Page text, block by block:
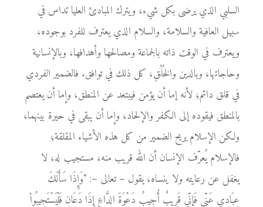
السلبي الذي يرضى بكل شيء، ويترك المبادئ العليا تداس في
سبيل العافية والسلامة، والسلام الذي يعترف للفرد بوجوده،
ويعترف في الوقت ذاته بالجماعة ومصالحها وأهدافها، وبالإنسانية
وحاجاتها، وبالدين والخُلُقِ، كل ذلك في توافق. فالضمير الفردي
في قلق دائم؛ لأنه إما أن يؤمن فيبتعد عن المنطق، وإما أن يعتصم
بالمنطق فيقوده إلى الكفر والإلحاد، وإما أن يبقى في حيرة بينهما،
ولكن الإسلام يريح الضمير من كل هذه الأشياء المقلقة؛
فالإسلام يُعرّف الإنسان أن الله قريب منه، مستجيب له، لا
يغفل عن رعايته ولا ينساه، يقول – تعالى –: "وَإِذَا سَأَلَكَ
عِبَادِي عَنِّي فَإِنِّي قَرِيبٌ أُجِيبُ دَعْوَةَ الدَّاعِ إِذَا دَعَانِ فَلْيَسْتَجِيبُواْ